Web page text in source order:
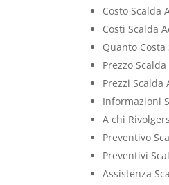
Costo Scalda
Costi Scalda
Quanto
Prezzo
Prezzi Scalda
Informazioni
A chi
Preventivo
Preventivi
Assistenza